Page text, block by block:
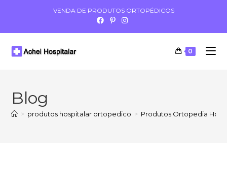
VENDA DE PRODUTOS ORTOPÉDICOS
0
Blog
> produtos hospitalar ortopedico > Produtos Ortopedia